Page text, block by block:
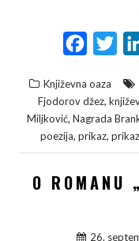
c
e
b
o
t
t
r
Književna oaza
Fjodorov džez,
Miljković, Nagrada
poezija, prikaz,
O ROMANU
26.